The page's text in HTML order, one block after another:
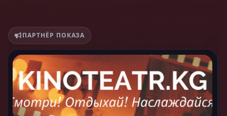
ПАРТНЁР ПОКАЗА